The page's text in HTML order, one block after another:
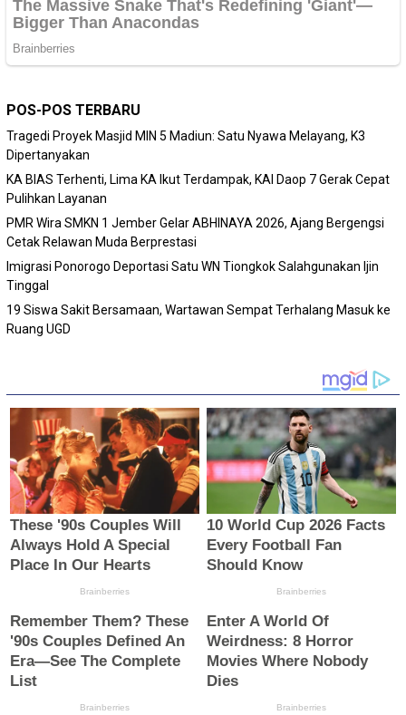
POS-POS TERBARU
Tragedi Proyek Masjid MIN 5 Madiun: Satu Nyawa Melayang, K3
Dipertanyakan
KA BIAS Terhenti, Lima KA Ikut Terdampak, KAI Daop 7 Gerak Cepat
Pulihkan Layanan
PMR Wira SMKN 1 Jember Gelar ABHINAYA 2026, Ajang Bergengsi
Cetak Relawan Muda Berprestasi
Imigrasi Ponorogo Deportasi Satu WN Tiongkok Salahgunakan Ijin
Tinggal
19 Siswa Sakit Bersamaan, Wartawan Sempat Terhalang Masuk ke
Ruang UGD